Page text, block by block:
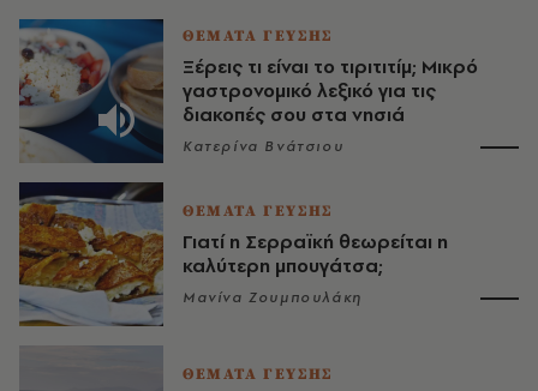
ΘΕΜΑΤΑ ΓΕΥΣΗΣ
Ξέρεις τι είναι το τιριτιτίμ; Μικρό
γαστρονομικό λεξικό για τις
διακοπές σου στα νησιά
Κατερίνα Βνάτσιου
ΘΕΜΑΤΑ ΓΕΥΣΗΣ
Γιατί η Σερραϊκή θεωρείται η
καλύτερη μπουγάτσα;
Μανίνα Ζουμπουλάκη
ΘΕΜΑΤΑ ΓΕΥΣΗΣ